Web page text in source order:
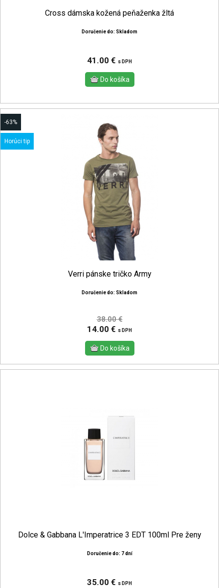
Cross dámska kožená peňaženka žltá
Doručenie do: Skladom
41.00 € s DPH
-63%
Horúci tip
Verri pánske tričko Army
Doručenie do: Skladom
38.00 €
14.00 € s DPH
Dolce & Gabbana L'Imperatrice 3 EDT 100ml Pre ženy
Doručenie do: 7 dní
35.00 € s DPH